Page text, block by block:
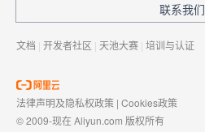
联系我们
文档 | 开发者社区 | 天池大赛 | 培训与认证
法律声明及隐私权政策 | Cookies政策
© 2009-现在 Aliyun.com 版权所有